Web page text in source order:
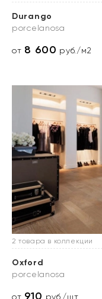
Durango
porcelanosa
от 8 600 руб./м2
2 товара в коллекции
Oxford
porcelanosa
от 910 руб./шт